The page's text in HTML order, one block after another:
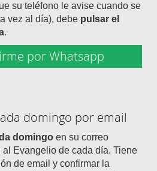
su teléfono le avise cuando se
vez al día), debe pulsar el
.
por Whatsapp
domingo por email
domingo en su correo
Evangelio de cada día. Tiene
de email y confirmar la